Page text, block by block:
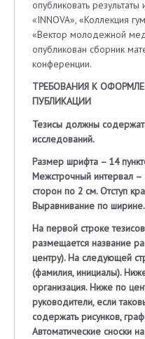
опубликовать
«INNOVA», «Коллекция
«Вектор молодежной
опубликован сборник
конференции.
ТРЕБОВАНИЯ К
ПУБЛИКАЦИИ
Тезисы должны
исследований.
Размер шрифта – 14
Межстрочный интервал
сторон по 2 см. Отступ
Выравнивание по
На первой строке
размещается название
центру). На следующей
(фамилия, инициалы).
организация. Ниже по
руководители, если
содержать рисунков,
Автоматические сноски